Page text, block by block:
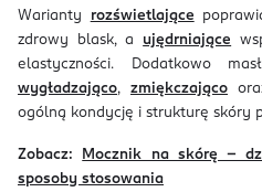
Warianty rozświetlające
zdrowy blask, a ujędrniające
elastyczności. Dodatkowo
wygładzająco, zmiękczająco
ogólną kondycję i strukturę skóry
Zobacz:
Mocznik na skórę –
sposoby stosowania